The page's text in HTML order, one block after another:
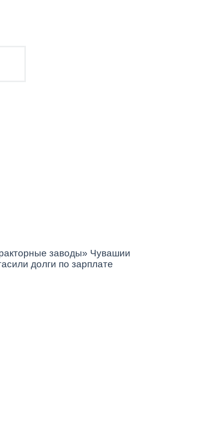
заводы» Чувашии
долги по зарплате